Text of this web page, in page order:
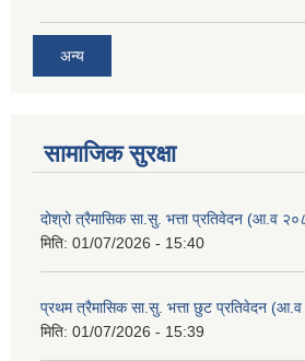
अन्य
सामाजिक सुरक्षा
दोश्रो त्रैमासिक सा.सु. भत्ता प्रतिवेदन (आ.व
मिति: 01/07/2026 - 15:40
प्रथम त्रैमासिक सा.सु. भत्ता छुट प्रतिवेदन
मिति: 01/07/2026 - 15:39